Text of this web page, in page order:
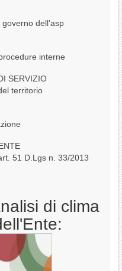
dell’asp
interne
SERVIZIO
territorio
51 D.Lgs n. 33/2013
di clima